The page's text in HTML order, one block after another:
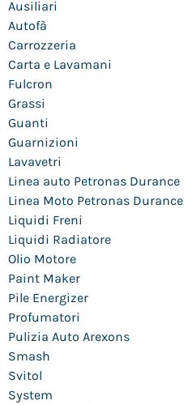
Ausiliari
Autofà
Carrozzeria
Carta e Lavamani
Fulcron
Grassi
Guanti
Guarnizioni
Lavavetri
Linea auto Petronas Durance
Linea Moto Petronas Durance
Liquidi Freni
Liquidi Radiatore
Olio Motore
Paint Maker
Pile Energizer
Profumatori
Pulizia Auto Arexons
Smash
Svitol
System